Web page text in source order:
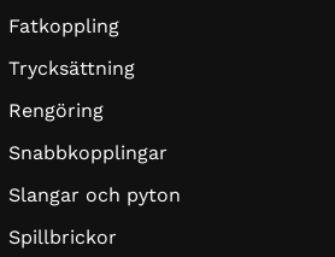
Fatkoppling
Trycksättning
Rengöring
Snabbkopplingar
Slangar och pyton
Spillbrickor